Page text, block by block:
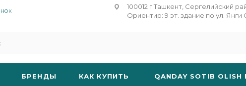
100012 г.Ташкент, Сергелийский
Ориентир: 9 эт. здание по ул. Янги
БРЕНДЫ КАК КУПИТЬ QANDAY SOTIB OLISH